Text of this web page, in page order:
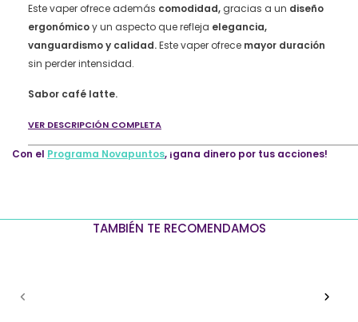
Latte
quantity
Este vaper ofrece además comodidad, gracias a un diseño
ergonómicoy un aspecto que refleja elegancia,
vanguardismo y calidad.Este vaper ofrece mayor duración
sin perder intensidad.
Sabor café latte.
VER DESCRIPCIÓN COMPLETA
Con el Programa Novapuntos, ¡gana dinero por tus acciones!
TAMBIÉN TE RECOMENDAMOS